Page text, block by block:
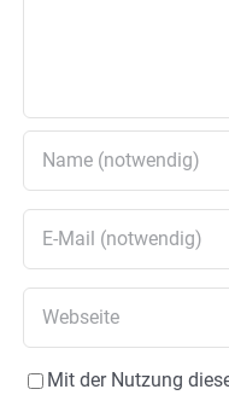
Mit der Nutzung